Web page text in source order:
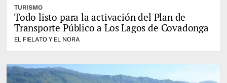
TURISMO
Todo listo para la activación del Plan de
Transporte Público a Los Lagos de Covadonga
EL FIELATO Y EL NORA